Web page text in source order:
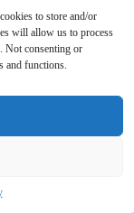
to store and/or
will allow us to process
Not consenting or
and functions.